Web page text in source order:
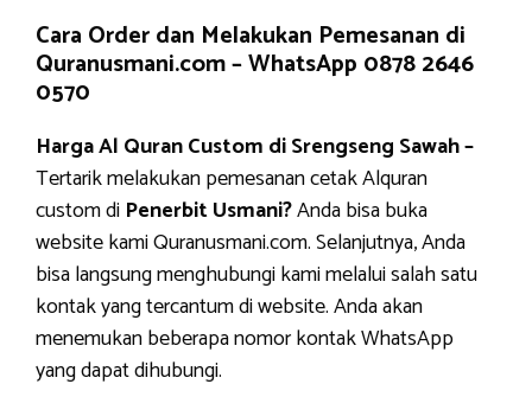
Cara Order dan Melakukan Pemesanan di
Quranusmani.com –WhatsApp 0878 2646
0570
Harga Al Quran Custom di Srengseng Sawah –
Tertarik melakukan pemesanan cetak Alquran
custom di Penerbit Usmani?Anda bisa buka
website kami Quranusmani.com. Selanjutnya, Anda
bisa langsung menghubungi kami melalui salah satu
kontak yang tercantum di website. Anda akan
menemukan beberapa nomor kontak WhatsApp
yang dapat dihubungi.